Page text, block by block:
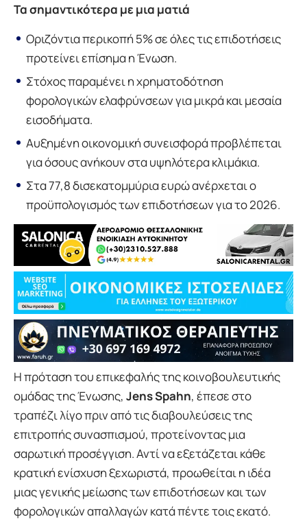
Τα σημαντικότερα με μια ματιά
Οριζόντια περικοπή 5% σε όλες τις επιδοτήσεις
προτείνει επίσημα η Ένωση.
Στόχος παραμένει η χρηματοδότηση
φορολογικών ελαφρύνσεων για μικρά και μεσαία
εισοδήματα.
Αυξημένη οικονομική συνεισφορά προβλέπεται
για όσους ανήκουν στα υψηλότερα κλιμάκια.
Στα 77,8 δισεκατομμύρια ευρώ ανέρχεται ο
προϋπολογισμός των επιδοτήσεων για το 2026.
Η πρόταση του επικεφαλής της κοινοβουλευτικής
ομάδας της Ένωσης, Jens Spahn, έπεσε στο
τραπέζι λίγο πριν από τις διαβουλεύσεις της
επιτροπής συνασπισμού, προτείνοντας μια
σαρωτική προσέγγιση. Αντί να εξετάζεται κάθε
κρατική ενίσχυση ξεχωριστά, προωθείται η ιδέα
μιας γενικής μείωσης των επιδοτήσεων και των
φορολογικών απαλλαγών κατά πέντε τοις εκατό.